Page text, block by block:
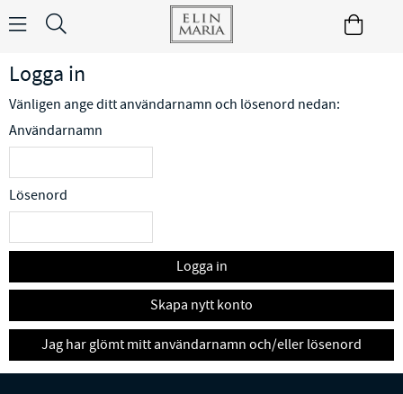
Logga in
Vänligen ange ditt användarnamn och lösenord nedan:
Användarnamn
Lösenord
Logga in
Skapa nytt konto
Jag har glömt mitt användarnamn och/eller lösenord